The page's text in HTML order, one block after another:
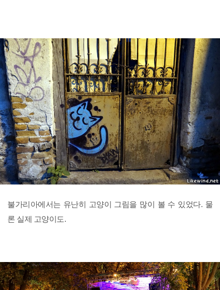
불가리아에서는 유난히 고양이 그림을 많이 볼 수 있었다. 물
론 실제 고양이도.